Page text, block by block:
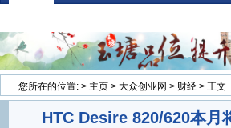
您所在的位置: > 主页 > 大众创业网 > 财经 > 正文
HTC Desire 820/620本月